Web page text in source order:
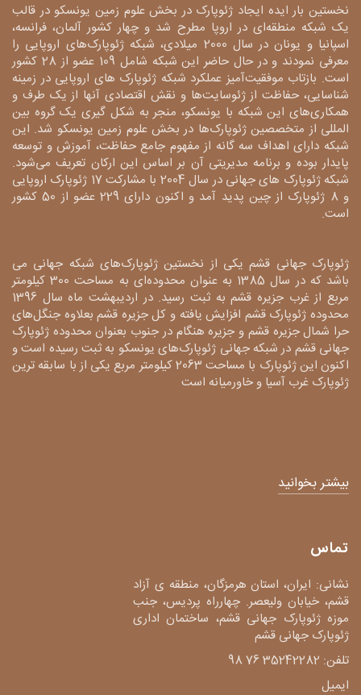
نخستین بار ایده ایجاد ژئوپارک در بخش علوم زمین یونسکو در قالب
یک شبکه منطقه‌ای در اروپا مطرح شد و چهار کشور آلمان، فرانسه،
اسپانیا و یونان در سال 2000 میلادی، شبکه ژئوپارک‌های اروپایی را
معرفی نمودند و در حال حاضر این شبکه شامل 109 عضو از 28 کشور
است. بازتاب موفقیت‌آمیز عملکرد شبکه ژئوپارک های اروپایی در زمینه
شناسایی، حفاظت از ژئوسایت‌ها و نقش اقتصادی آنها از یک طرف و
همکاری‌های این شبکه با یونسکو، منجر به شکل گیری یک گروه بین
المللی از متخصصین ژئوپارک‌ها در بخش علوم زمین یونسکو شد. این
شبکه دارای اهداف سه گانه از مفهوم جامع حفاظت، آموزش و توسعه
پایدار بوده و برنامه مدیریتی آن بر اساس این ارکان تعریف می‌شود.
شبکه ژئوپارک های جهانی در سال 2004 با مشارکت 17 ژئوپارک اروپایی
و 8 ژئوپارک از چین پدید آمد و اکنون دارای 229 عضو از 50 کشور
است.
ژئوپارک جهانی قشم یکی از نخستین ژئوپارک‌های شبکه جهانی می
باشد که در سال 1385 به عنوان محدوده‌ای به مساحت 300 کیلومتر
مربع از غرب جزیره قشم به ثبت رسید. در اردیبهشت ماه سال 1396
محدوده ژئوپارک قشم افزایش یافته و کل جزیره قشم بعلاوه جنگل‌های
حرا شمال جزیره قشم و جزیره هنگام در جنوب بعنوان محدوده ژئوپارک
جهانی قشم در شبکه جهانی ژئوپارک‌های یونسکو به ثبت رسیده است و
اکنون این ژئوپارک با مساحت 2063 کیلومتر مربع یکی از با سابقه ترین
ژئوپارک غرب آسیا و خاورمیانه است
بیشتر بخوانید
تماس
نشانی: ایران، استان هرمزگان، منطقه ی آزاد
قشم، خیابان ولیعصر. چهارراه پردیس، جنب
موزه ژئوپارک جهانی قشم، ساختمان اداری
ژئوپارک جهانی قشم
تلفن: 35242282 76 98
ایمیل